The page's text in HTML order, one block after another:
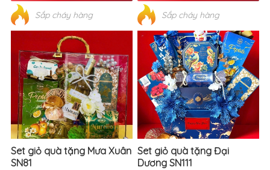
Sắp cháy hàng Sắp cháy hàng
Set giỏ quà tặng Mưa Xuân
SN81
Set giỏ quà tặng Đại
Dương SN111